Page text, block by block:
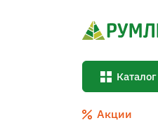
Каталог
Акции